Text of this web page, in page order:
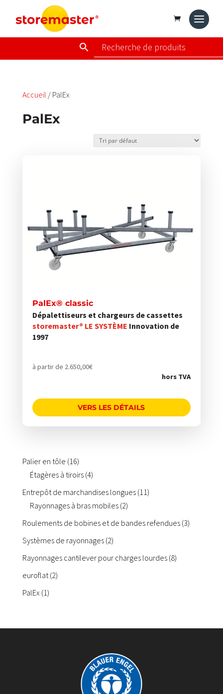
Palier en tôle
Roulements de bobines et de bandes refendues
Solutions spéciales
Projets
Téléchargements de fichiers PDF : Marques,
Accueil / PalEx
PalEx
PalEx® classic
Dépalettiseurs et chargeurs de cassettes
storemaster® LE SYSTÈME Innovation de
1997
à partir de 2.650,00€
hors TVA
VERS LES DÉTAILS
variations.
Les
options
page
Palier en tôle 1616
produits
Étagères à tiroirs 44
produits
Entrepôt de marchandises longues 1111
Rayonnages à bras mobiles 22
produits
Roulements de bobines et de bandes refendues 33
Systèmes de rayonnages 22
produits
Rayonnages cantilever pour charges lourdes 88
euroflat 22
PalEx 11